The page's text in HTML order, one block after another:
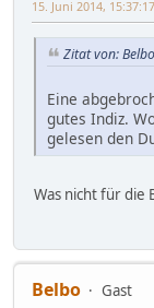
15. Juni 2014, 15:37:17
Zitat von:
Eine
gutes Indiz.
gelesen den
Was nicht für die
Belbo
Gast